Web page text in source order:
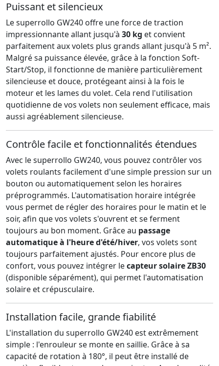
Puissant et silencieux
Le superrollo GW240 offre une force de traction
impressionnante allant jusqu'à 30 kg et convient
parfaitement aux volets plus grands allant jusqu'à 5 m².
Malgré sa puissance élevée, grâce à la fonction Soft-
Start/Stop, il fonctionne de manière particulièrement
silencieuse et douce, protégeant ainsi à la fois le
moteur et les lames du volet. Cela rend l'utilisation
quotidienne de vos volets non seulement efficace, mais
aussi agréablement silencieuse.
Contrôle facile et fonctionnalités étendues
Avec le superrollo GW240, vous pouvez contrôler vos
volets roulants facilement d'une simple pression sur un
bouton ou automatiquement selon les horaires
préprogrammés. L'automatisation horaire intégrée
vous permet de régler des horaires pour le matin et le
soir, afin que vos volets s'ouvrent et se ferment
toujours au bon moment. Grâce au passage
automatique à l'heure d'été/hiver, vos volets sont
toujours parfaitement ajustés. Pour encore plus de
confort, vous pouvez intégrer lecapteur solaire ZB30
(disponible séparément), qui permet l'automatisation
solaire et crépusculaire.
Installation facile, grande fiabilité
L'installation du superrollo GW240 est extrêmement
simple : l'enrouleur se monte en saillie. Grâce à sa
capacité de rotation à 180°, il peut être installé de